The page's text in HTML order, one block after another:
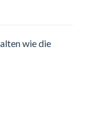
wie die